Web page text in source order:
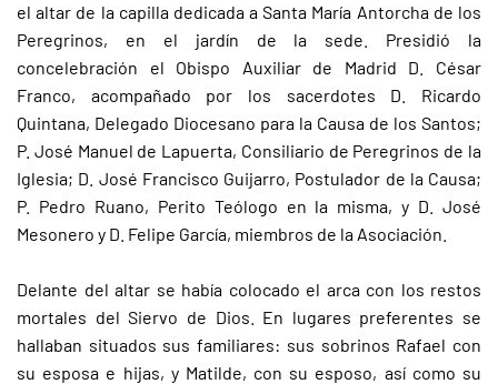
el altar de la capilla dedicada a Santa María Antorcha de los
Peregrinos, en el jardín de la sede. Presidió la
concelebración el Obispo Auxiliar de Madrid D. César
Franco, acompañado por los sacerdotes D. Ricardo
Quintana, Delegado Diocesano para la Causa de los Santos;
P. José Manuel de Lapuerta, Consiliario de Peregrinos de la
Iglesia; D. José Francisco Guijarro, Postulador de la Causa;
P. Pedro Ruano, Perito Teólogo en la misma, y D. José
Mesonero y D. Felipe García, miembros de la Asociación.
Delante del altar se había colocado el arca con los restos
mortales del Siervo de Dios. En lugares preferentes se
hallaban situados sus familiares: sus sobrinos Rafael con
su esposa e hijas, y Matilde, con su esposo, así como su